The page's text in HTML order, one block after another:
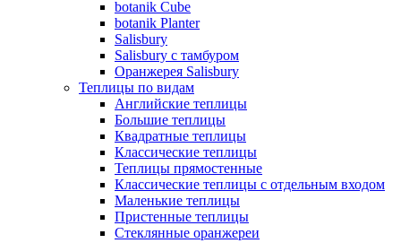
botanik Cube
botanik Planter
Salisbury
Salisbury с тамбуром
Оранжерея Salisbury
Теплицы по видам
Английские теплицы
Большие теплицы
Квадратные теплицы
Классические теплицы
Теплицы прямостенные
Классические теплицы с отдельным входом
Маленькие теплицы
Пристенные теплицы
Стеклянные оранжереи